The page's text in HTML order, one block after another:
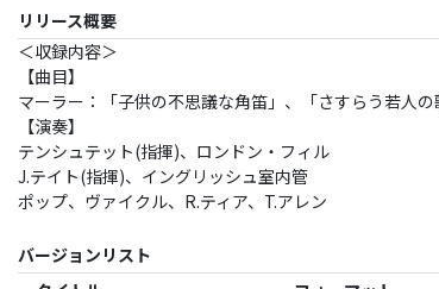
リリース概要
＜収録内容＞
【曲目】
マーラー：「子供の不思議な角笛」、「さすらう若人の
【演奏】
テンシュテット(指揮)、ロンドン・フィル
J.テイト(指揮)、イングリッシュ室内管
ポップ、ヴァイクル、R.ティア、T.アレン
バージョンリスト